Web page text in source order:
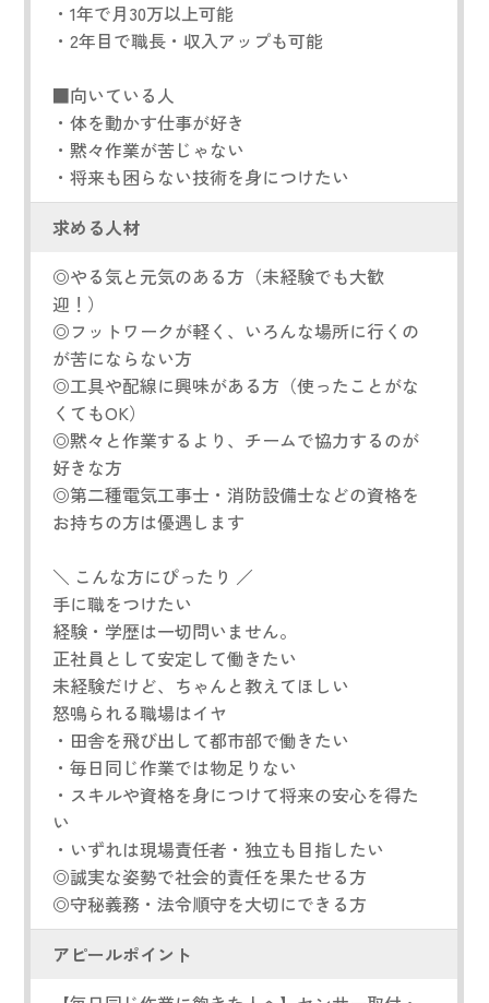
・1年で月30万以上可能
・2年目で職長・収入アップも可能
■向いている人
・体を動かす仕事が好き
・黙々作業が苦じゃない
・将来も困らない技術を身につけたい
求める人材
◎やる気と元気のある方（未経験でも大歓
迎！）
◎フットワークが軽く、いろんな場所に行くの
が苦にならない方
◎工具や配線に興味がある方（使ったことがな
くてもOK）
◎黙々と作業するより、チームで協力するのが
好きな方
◎第二種電気工事士・消防設備士などの資格を
お持ちの方は優遇します
＼ こんな方にぴったり ／
手に職をつけたい
経験・学歴は一切問いません。
正社員として安定して働きたい
未経験だけど、ちゃんと教えてほしい
怒鳴られる職場はイヤ
・田舎を飛び出して都市部で働きたい
・毎日同じ作業では物足りない
・スキルや資格を身につけて将来の安心を得た
い
・いずれは現場責任者・独立も目指したい
◎誠実な姿勢で社会的責任を果たせる方
◎守秘義務・法令順守を大切にできる方
アピールポイント